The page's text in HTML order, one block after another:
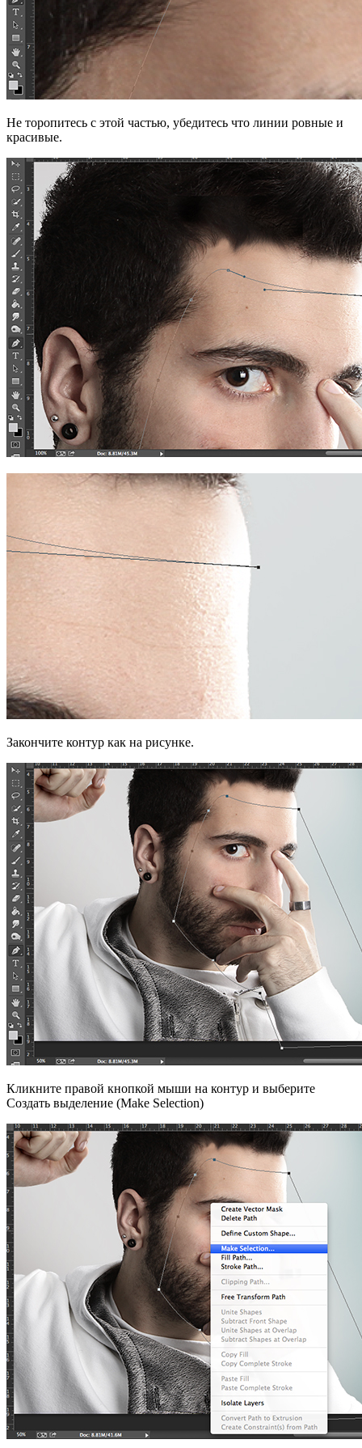
Не торопитесь с этой частью, убедитесь что линии ровные и
красивые.
Закончите контур как на рисунке.
Кликните правой кнопкой мыши на контур и выберите
Создать выделение (Make Selection)